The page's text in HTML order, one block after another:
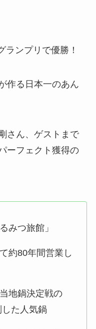
ランプリで優勝！
作る日本一のあん
さん、ゲストまで
ーフェクト獲得の
みつ旅館」
約80年間営業し
地鍋決定戦の
た人気鍋